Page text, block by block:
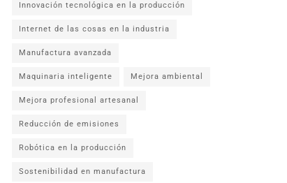
Innovación tecnológica en la producción
Internet de las cosas en la industria
Manufactura avanzada
Maquinaria inteligente Mejora ambiental
Mejora profesional artesanal
Reducción de emisiones
Robótica en la producción
Sostenibilidad en manufactura